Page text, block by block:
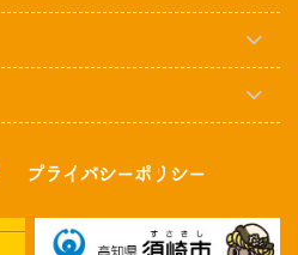
プライバシーポリシー